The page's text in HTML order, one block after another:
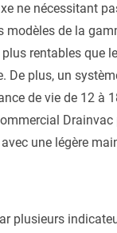
ne nécessitant
modèles de la
rentables que
De plus, un
de vie de 12 à
Drainvac
une légère
plusieurs